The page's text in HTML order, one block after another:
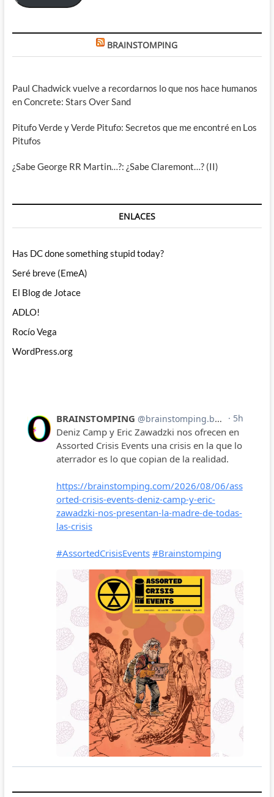
BRAINSTOMPING
Paul Chadwick vuelve a recordarnos lo que nos hace humanos
en Concrete: Stars Over Sand
Pitufo Verde y Verde Pitufo: Secretos que me encontré en Los
Pitufos
¿Sabe George RR Martin…?: ¿Sabe Claremont…? (II)
ENLACES
Has DC done something stupid today?
Seré breve (EmeA)
El Blog de Jotace
ADLO!
Rocío Vega
WordPress.org